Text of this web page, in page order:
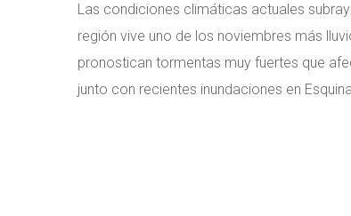
Las condiciones climáticas actuales
región vive uno de los noviembres más
pronostican tormentas muy fuertes que
junto con recientes inundaciones en